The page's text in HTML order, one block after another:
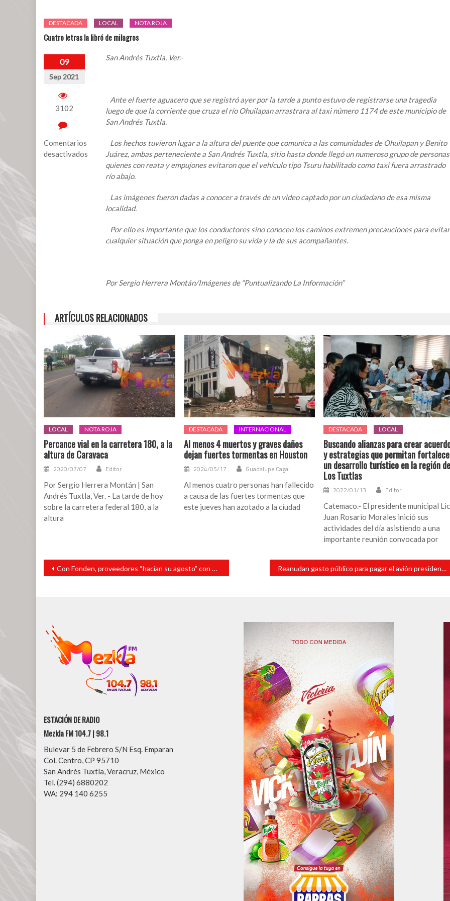
DESTACADA LOCAL NOTA ROJA
Cuatro letras la libró de milagros
09
Sep 2021
3102
Comentarios
desactivados
San Andrés Tuxtla, Ver.-
Ante el fuerte aguacero que se registró ayer por la tarde a punto estuvo de registrarse una tragedia
luego de que la corriente que cruza el río Ohuilapan arrastrara al taxi número 1174 de este municipio de
San Andrés Tuxtla.
Los hechos tuvieron lugar a la altura del puente que comunica a las comunidades de Ohuilapan y Benito
Juárez, ambas perteneciente a San Andrés Tuxtla, sitio hasta donde llegó un numeroso grupo de personas
quienes con reata y empujones evitaron que el vehículo tipo Tsuru habilitado como taxi fuera arrastrado
río abajo.
Las imágenes fueron dadas a conocer a través de un video captado por un ciudadano de esa misma
localidad.
Por ello es importante que los conductores sino conocen los caminos extremen precauciones para evitar
cualquier situación que ponga en peligro su vida y la de sus acompañantes.
Por Sergio Herrera Montán/Imágenes de “Puntualizando La Información”
ARTÍCULOS RELACIONADOS
LOCAL NOTA ROJA
Percance vial en la carretera 180, a la
altura de Caravaca
2020/07/07 Editor
Por Sergio Herrera Montán | San
Andrés Tuxtla, Ver. - La tarde de hoy
sobre la carretera federal 180, a la
altura
DESTACADA INTERNACIONAL
Al menos 4 muertos y graves daños
dejan fuertes tormentas en Houston
2024/05/17 Guadalupe Cagal
Al menos cuatro personas han fallecido
a causa de las fuertes tormentas que
este jueves han azotado a la ciudad
DESTACADA LOCAL
Buscando alianzas para crear
y estrategias que permitan
un desarrollo turístico en la región
Los Tuxtlas
2022/01/13 Editor
Catemaco.- El presidente municipal
Juan Rosario Morales inició sus
actividades del día asistiendo a una
importante reunión convocada por
Navegación
entradas
Con Fonden, proveedores “hacían su agosto” con desastres naturales, acusa AMLO Reanudan gasto público para pagar el avión presidencial; Sedena pide 475 millones para 2022
ESTACIÓN DE RADIO
Mezkla FM 104.7 | 98.1
Bulevar 5 de Febrero S/N Esq. Emparan
Col. Centro, CP 95710
San Andrés Tuxtla, Veracruz, México
Tel. (294) 6880202
WA: 294 140 6255